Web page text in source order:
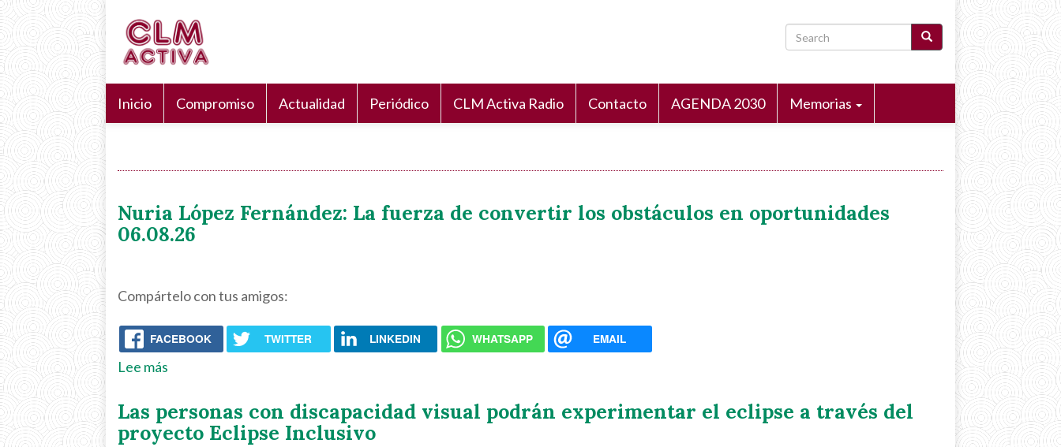
Pasar
al
contenido
principal
Navegación
principal
Inicio Compromiso Actualidad Periódico CLM Activa Radio Contacto AGENDA 2030 Memorias
Buscar
Search
Nuria López Fernández: La fuerza de convertir los obstáculos en oportunidades
06.08.26
Compártelo con tus amigos:
FACEBOOK TWITTER LINKEDIN WHATSAPP EMAIL
Lee más
López
Fernández:
Las personas con discapacidad visual podrán experimentar el eclipse a través del
proyecto Eclipse Inclusivo